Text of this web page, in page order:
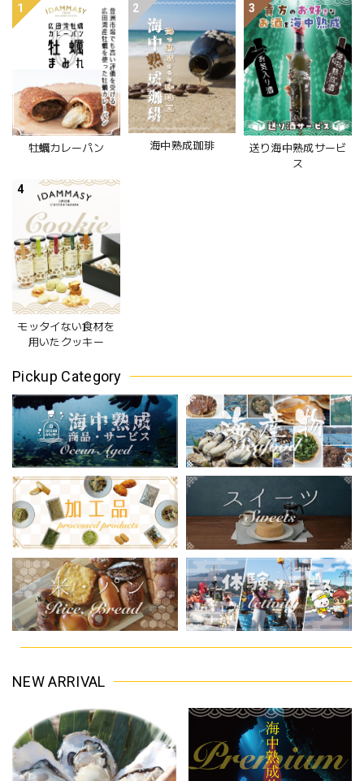
1
牡蠣カレーパン
2
海中熟成珈琲
3
送り海中熟成サービ
ス
4
モッタイない食材を
用いたクッキー
Pickup Category
NEW ARRIVAL